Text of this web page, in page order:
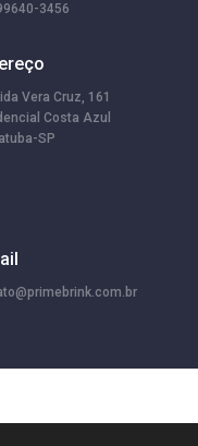
3456
Vera Cruz, 161
Costa Azul
SP